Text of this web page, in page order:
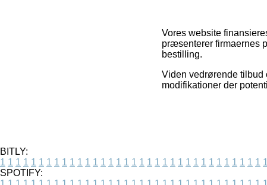
Vores website
præsenterer firmaernes
bestilling.
Viden vedrørende tilbud
modifikationer der
BITLY:
1 1 1 1 1 1 1 1 1 1 1 1 1 1 1 1 1 1 1 1 1 1 1 1 1 1 1 1 1 1 1 1 1 1 1
SPOTIFY: